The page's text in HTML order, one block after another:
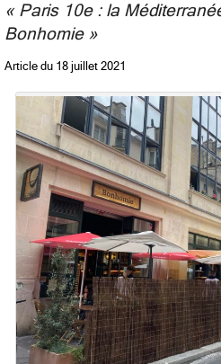
« Paris 10e : la
Bonhomie »
Article du 18 juillet 2021